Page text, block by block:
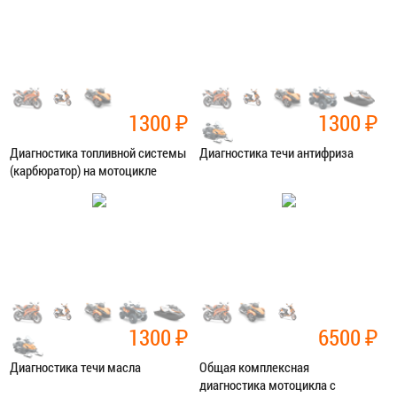
1300₽
Диагностика топливной системы
(карбюратор) на мотоцикле
Диагностика
1300₽
Диагностика течи антифриза
Диагностика
1300₽
Диагностика течи масла
6500₽
Общая комплексная
диагностика мотоцикла с